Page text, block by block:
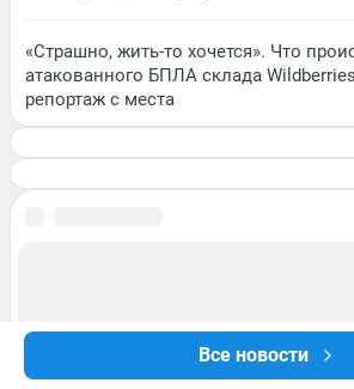
Все новости
«Страшно, жить-то хочется». Что
атакованного БПЛА склада
репортаж с места